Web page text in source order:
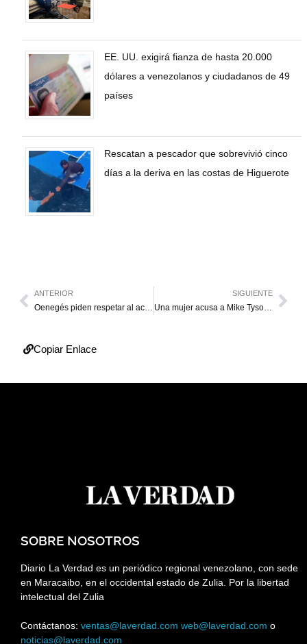
EE. UU. exigirá fianza de hasta 20.000
dólares a venezolanos y ciudadanos de 49
países
Rescatan a pescador que sobrevivió cinco
días a la deriva en las costas de Higuerote
ANTERIOR
Oenegés piden respetar al actual CNE y facilitar Registro Electoral
SIGUIENTE
Una mujer acusa a Mike Tyson de haberla violado en los años 90
Copiar Enlace
SOBRE NOSOTROS
Diario La Verdad es un periódico regional venezolano, con sede
en Maracaibo, en el occidental estado de Zulia. Por la libertad
intelectual del Zulia
Contáctanos: ventas@laverdad.com web@laverdad.com o
noticias@laverdad.com